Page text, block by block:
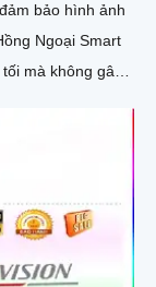
bảo hình ảnh
mà không gây